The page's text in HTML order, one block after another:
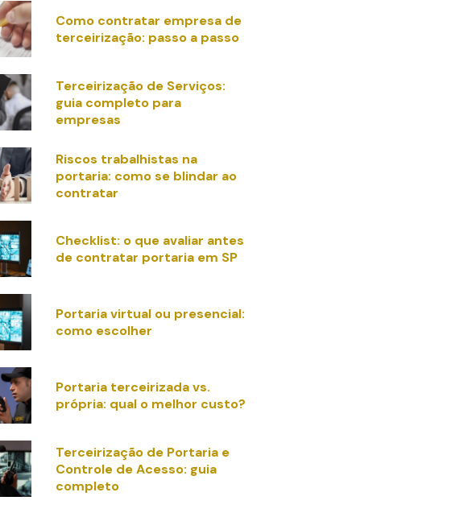
Como contratar empresa de
terceirização: passo a passo
Terceirização de Serviços:
guia completo para
empresas
Riscos trabalhistas na
portaria: como se blindar ao
contratar
Checklist: o que avaliar antes
de contratar portaria em SP
Portaria virtual ou presencial:
como escolher
Portaria terceirizada vs.
própria: qual o melhor custo?
Terceirização de Portaria e
Controle de Acesso: guia
completo